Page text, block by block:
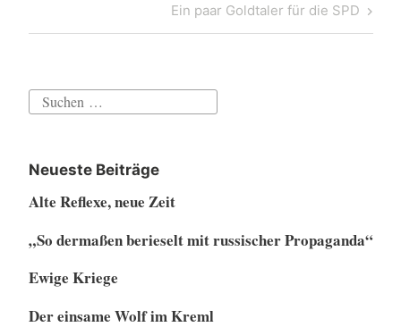
Next
Post
Ein paar Goldtaler für die SPD
Suchen
Neueste Beiträge
Alte Reflexe, neue Zeit
„So dermaßen berieselt mit russischer Propaganda“
Ewige Kriege
Der einsame Wolf im Kreml